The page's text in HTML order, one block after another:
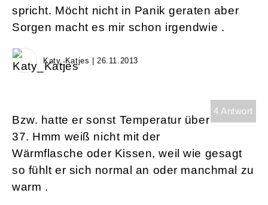
spricht. Möcht nicht in Panik geraten aber
Sorgen macht es mir schon irgendwie .
Katy_Katjes | 26.11.2013
4 Antwort
Bzw. hatte er sonst Temperatur über
37. Hmm weiß nicht mit der
Wärmflasche oder Kissen, weil wie gesagt
so fühlt er sich normal an oder manchmal zu
warm .